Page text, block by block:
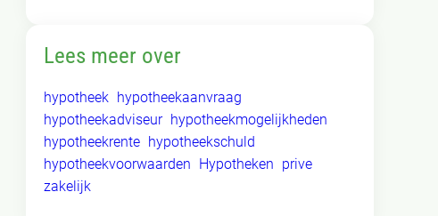
Lees meer over
hypotheek hypotheekaanvraag
hypotheekadviseur hypotheekmogelijkheden
hypotheekrente hypotheekschuld
hypotheekvoorwaarden Hypotheken prive
zakelijk